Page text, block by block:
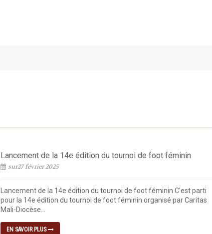
Lancement de la 14e édition du tournoi de foot féminin
sur27 février 2025
Lancement de la 14e édition du tournoi de foot féminin C’est parti
pour la 14e édition du tournoi de foot féminin organisé par Caritas
Mali-Diocèse...
EN SAVOIR PLUS